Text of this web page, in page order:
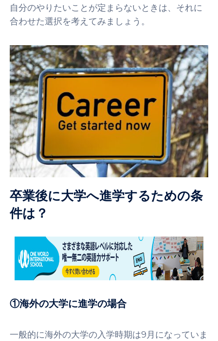
自分のやりたいことが定まらないときは、それに
合わせた選択を考えてみましょう。
卒業後に大学へ進学するための条
件は？
①海外の大学に進学の場合
一般的に海外の大学の入学時期は9月になっていま